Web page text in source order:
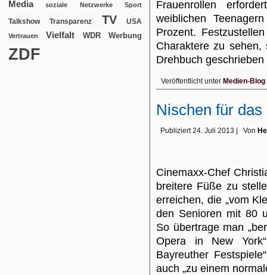
Media
soziale Netzwerke Sport
Talkshow Transparenz TV USA
Vertrauen Vielfalt WDR Werbung
ZDF
Frauenrollen
weiblichen
Prozent.
Charaktere zu
Drehbuch
Veröffentlicht unter Medien-Blog
Nischen für das
Publiziert 24. Juli 2013 Von
Cinemaxx-Chef
breitere Füße zu
erreichen, die „vom
den Senioren mit 80
So übertrage man
Opera in New
Bayreuther
auch „zu einem